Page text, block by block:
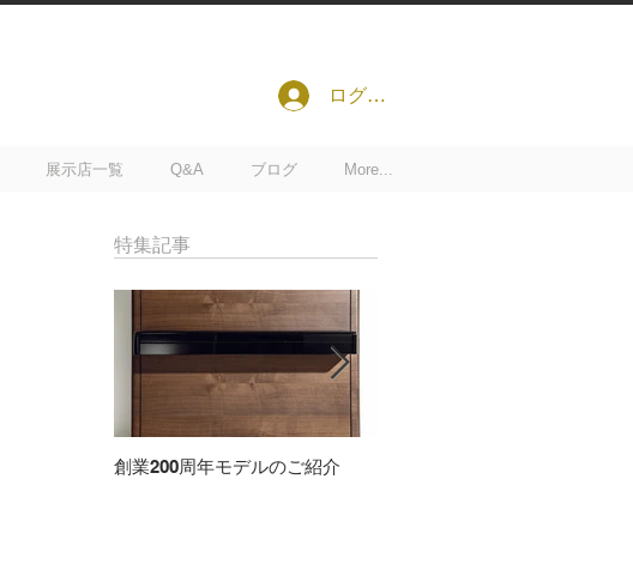
ログイン
展示店一覧 Q&A ブログ More...
特集記事
創業200周年モデルのご紹介